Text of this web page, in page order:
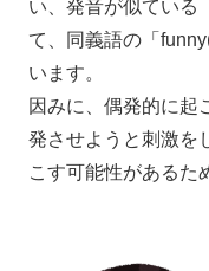
い、発音が似ている
て、同義語の「
います。
因みに、偶発的に起
発させようと刺激を
こす可能性があるた